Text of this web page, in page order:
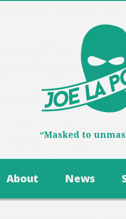
“Masked to
About News